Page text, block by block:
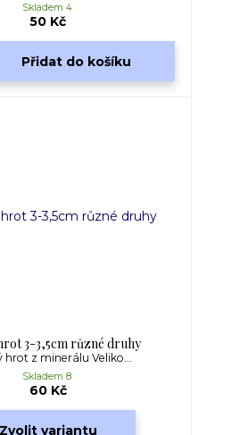
50 Kč
Skladem 4
Přidat do košíku
3-3,5cm různé druhy
hrot z minerálu Veliko...
60 Kč
Skladem 8
Zvolit variantu